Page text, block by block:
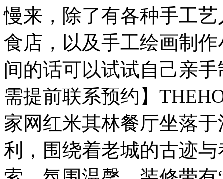
慢来，除了有各种手工
食店，以及手工绘画制
间的话可以试试自己亲
需提前联系预约】
家网红米其林餐厅坐落
利，围绕着老城的古迹